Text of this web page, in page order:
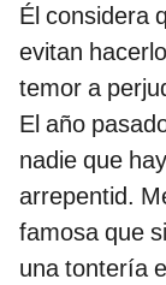
Él considera
evitan
temor a
El año
nadie que
arrepentid.
famosa que
una tontería